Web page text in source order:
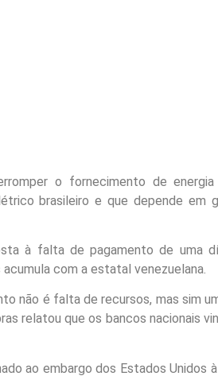
o fornecimento de
brasileiro e que depende em
à falta de pagamento de uma
com a estatal venezuelana.
não é falta de recursos, mas sim
relatou que os bancos nacionais
ao embargo dos Estados Unidos